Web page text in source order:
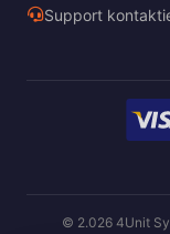
Support
© 2.026 4Unit